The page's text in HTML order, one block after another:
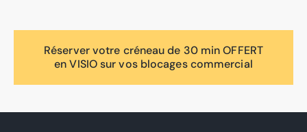
Réserver votre créneau de 30 min OFFERT
en VISIO sur vos blocages commercial